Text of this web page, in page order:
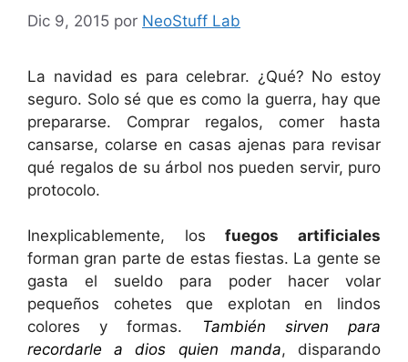
Dic 9, 2015 por NeoStuff Lab
La navidad es para celebrar. ¿Qué? No estoy
seguro. Solo sé que es como la guerra, hay que
prepararse. Comprar regalos, comer hasta
cansarse, colarse en casas ajenas para revisar
qué regalos de su árbol nos pueden servir, puro
protocolo.
Inexplicablemente, losfuegos artificiales
forman gran parte de estas fiestas. La gente se
gasta el sueldo para poder hacer volar
pequeños cohetes que explotan en lindos
colores y formas. También sirven para
recordarle a dios quien manda, disparando